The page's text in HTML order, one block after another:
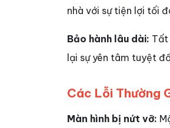
nhà với sự tiện lợi tối
Bảo hành lâu dài: Tất
lại sự yên tâm tuyệt
Các Lỗi Thường
Màn hình bị nứt vỡ: